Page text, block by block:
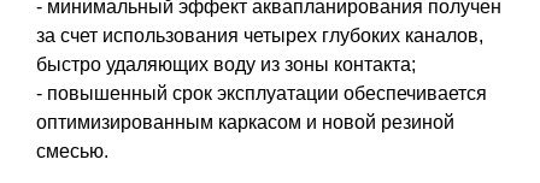
- минимальный эффект аквапланирования получен
за счет использования четырех глубоких каналов,
быстро удаляющих воду из зоны контакта;
- повышенный срок эксплуатации обеспечивается
оптимизированным каркасом и новой резиной
смесью.